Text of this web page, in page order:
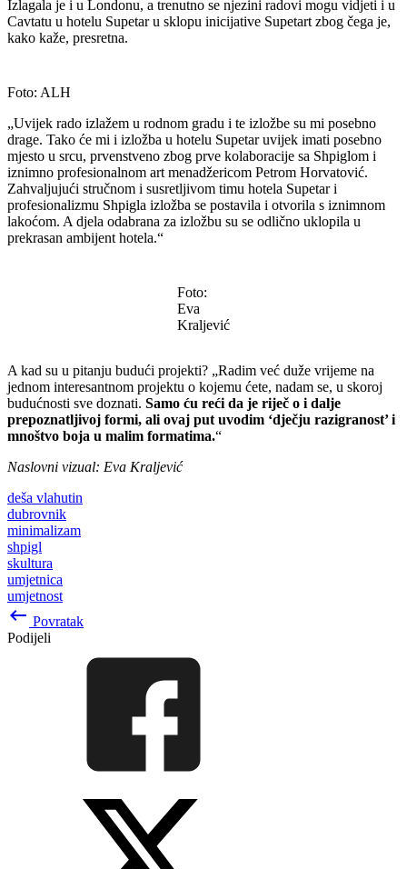
Izlagala je i u Londonu, a trenutno se njezini radovi mogu vidjeti i u
Cavtatu u hotelu Supetar u sklopu inicijative Supetart zbog čega je,
kako kaže, presretna.
Foto: ALH
„Uvijek rado izlažem u rodnom gradu i te izložbe su mi posebno
drage. Tako će mi i izložba u hotelu Supetar uvijek imati posebno
mjesto u srcu, prvenstveno zbog prve kolaboracije sa Shpiglom i
iznimno profesionalnom art menadžericom Petrom Horvatović.
Zahvaljujući stručnom i susretljivom timu hotela Supetar i
profesionalizmu Shpigla izložba se postavila i otvorila s iznimnom
lakoćom. A djela odabrana za izložbu su se odlično uklopila u
prekrasan ambijent hotela.“
Foto:
Eva
Kraljević
A kad su u pitanju budući projekti? „Radim već duže vrijeme na
jednom interesantnom projektu o kojemu ćete, nadam se, u skoroj
budućnosti sve doznati. Samo ću reći da je riječ o i dalje
prepoznatljivoj formi, ali ovaj put uvodim ‘dječju razigranost’ i
mnoštvo boja u malim formatima.“
Naslovni vizual: Eva Kraljević
deša vlahutin
dubrovnik
minimalizam
shpigl
skultura
umjetnica
umjetnost
keyboard_backspace Povratak
Podijeli